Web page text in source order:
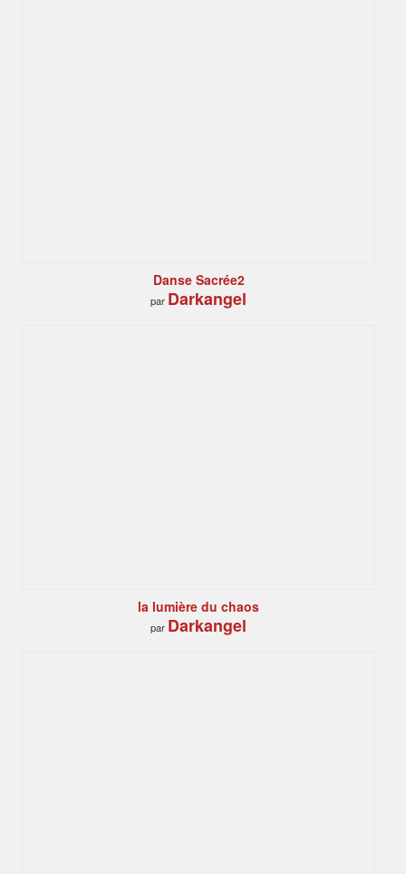
Danse Sacrée2
par Darkangel
la lumière du chaos
par Darkangel